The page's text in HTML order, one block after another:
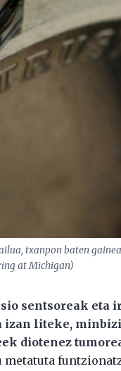
txanpon baten
at Michigan)
sentsoreak eta
izan liteke,
diotenez
metatuta